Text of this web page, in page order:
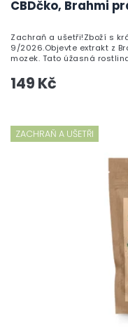
CBDčko, Brahmi
149 Kč
Zachraň a ušetři!Zboží s
9/2026.Objevte extrakt z
mozek. Tato úžasná
ZACHRAŇ A UŠETŘI